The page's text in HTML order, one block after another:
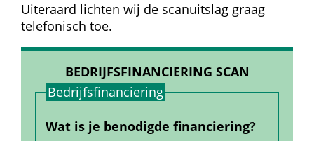
Uiteraard lichten wij de scanuitslag graag
telefonisch toe.
BEDRIJFSFINANCIERING SCAN
Bedrijfs­financiering
Wat is je benodigde financiering?